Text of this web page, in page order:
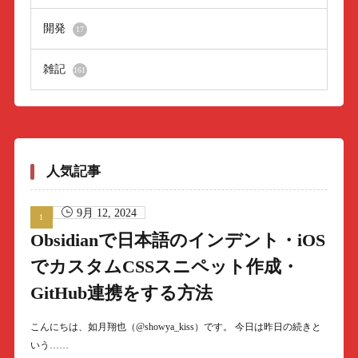
開発 17
雑記 161
人気記事
9月 12, 2024
Obsidianで日本語のインデント・iOS
でカスタムCSSスニペット作成・
GitHub連携をする方法
こんにちは、如月翔也（@showya_kiss）です。 今日は昨日の続きと
いう……